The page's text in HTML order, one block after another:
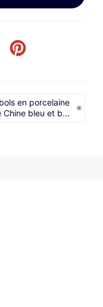
en porcelaine
Chine bleu et b...